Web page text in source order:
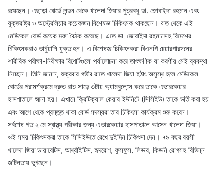
রয়েছেন। এছাড়া বোর্ডে লন্ডন থেকে খালেদা জিয়ার পুত্রবধূ ডা. জোবাইদা রহমান এবং
যুক্তরাষ্ট্র ও অস্ট্রেলিয়ার কয়েকজন বিশেষজ্ঞ চিকিৎসক থাকছেন। রাত থেকে এই
মেডিকেল বোর্ড কয়েক দফা বৈঠক করেছে। এতে ডা. জোবাইদা রহমানসহ বিদেশের
চিকিৎসকরাও ভার্চুয়ালি যুক্ত হন। এ বিশেষজ্ঞ চিকিৎসকরা বিএনপি চেয়ারপারসনের
শারীরিক পরীক্ষা-নিরীক্ষার রিপোর্টগুলো পর্যালোচনা করে তাৎক্ষণিক যা করণীয় সেই ব্যবস্থা
নিচ্ছেন। তিনি জানান, শুক্রবার গভীর রাতে খালেদা জিয়া হঠাৎ অসুস্থ হলে মেডিকেল
বোর্ডের পরামর্শক্রমে দ্রুত রাত সাড়ে ৩টায় অ্যাম্বুলেন্সে করে তাকে এভারকেয়ার
হাসপাতালে আনা হয়। এখানে ক্রিটিক্যাল কেয়ার ইউনিটে (সিসিইউ) তাকে ভর্তি করা হয়
এবং আগে থেকে প্রস্তুত থাকা বোর্ড সদস্যরা তার চিকিৎসা কার্যক্রম শুরু করেন।
সর্বশেষ গত ২ মে স্বাস্থ্য পরীক্ষার জন্য এভারকেয়ার হাসপাতালে আসেন খালেদা জিয়া।
ওই সময় চিকিৎসকরা তাকে সিসিইউতে রেখে দুইদিন চিকিৎসা দেন। ৭৯ বছর বয়সী
খালেদা জিয়া ডায়াবেটিস, আর্থ্রাইটিস, হৃদরোগ, ফুসফুস, লিভার, কিডনি রোগসহ বিভিন্ন
জটিলতায় ভুগছেন।